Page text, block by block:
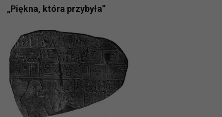
„Piękna, która przybyła”